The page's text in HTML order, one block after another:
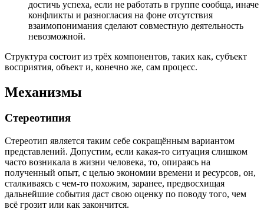
достичь успеха, если не работать в группе сообща, иначе
конфликты и разногласия на фоне отсутствия
взаимопонимания сделают совместную деятельность
невозможной.
Структура состоит из трёх компонентов, таких как, субъект
восприятия, объект и, конечно же, сам процесс.
Механизмы
Стереотипия
Стереотип является таким себе сокращённым вариантом
представлений. Допустим, если какая-то ситуация слишком
часто возникала в жизни человека, то, опираясь на
полученный опыт, с целью экономии времени и ресурсов, он,
сталкиваясь с чем-то похожим, заранее, предвосхищая
дальнейшие события даст свою оценку по поводу того, чем
всё грозит или как закончится.